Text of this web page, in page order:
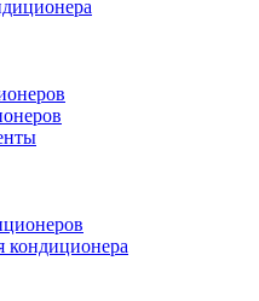
кондиционера